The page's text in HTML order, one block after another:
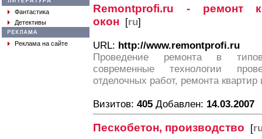
Фантастика
Детективы
Реклама на сайте
Remontprofi.ru - ремонт
окон [ru]
URL: http://www.remontprofi.ru
Проведение ремонта в
современные технологии
отделочных работ, ремонта
Визитов: 405 Добавлен: 14.03.2007
Пескобетон, производство [